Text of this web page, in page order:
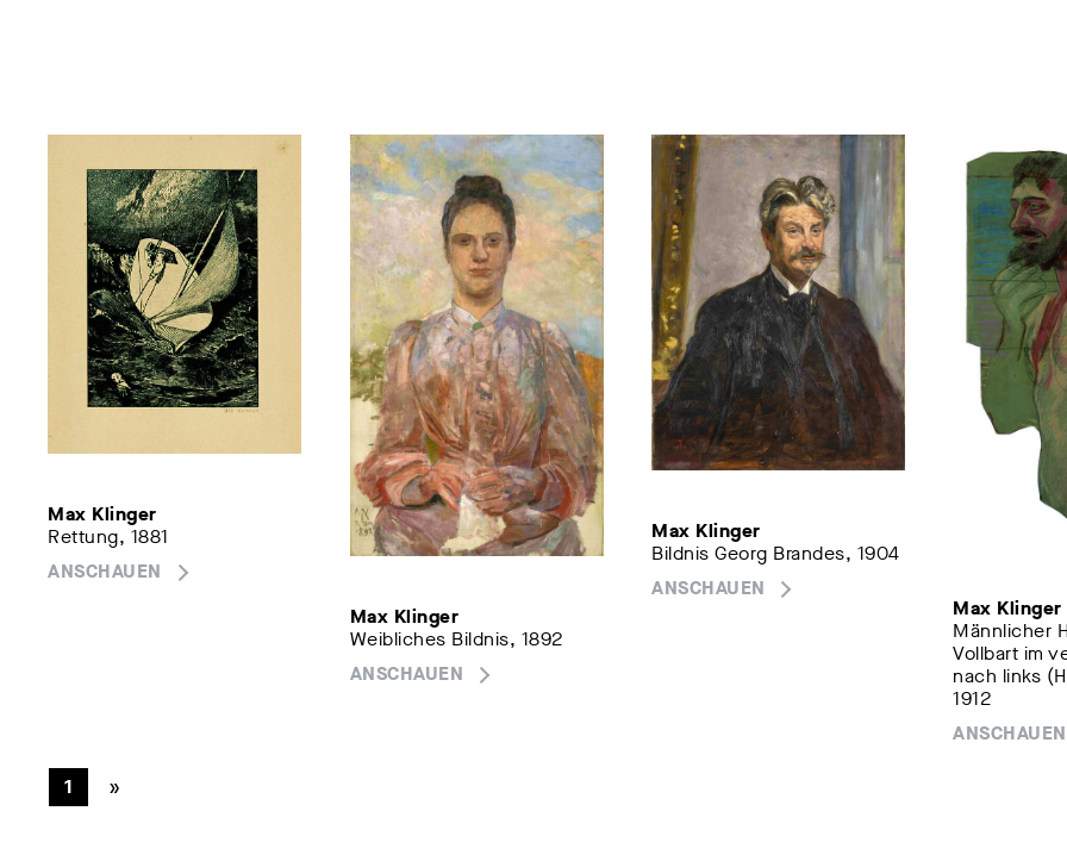
Max Klinger
Rettung, 1881
ANSCHAUEN
Max Klinger
Weibliches Bildnis, 1892
ANSCHAUEN
Max Klinger
Bildnis Georg Brandes, 1904
ANSCHAUEN
Max Klinger
Männlicher
Vollbart im
nach links
1912
ANSCHAUEN
1 »